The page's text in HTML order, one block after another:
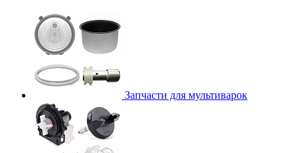
Запчасти для мультиварок